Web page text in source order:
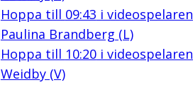
Hoppa till 09:43 i videospelaren
Paulina Brandberg (L)
Hoppa till 10:20i videospelaren
Weidby (V)